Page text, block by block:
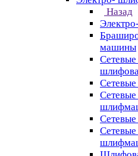
Назад
машины
Сетевые